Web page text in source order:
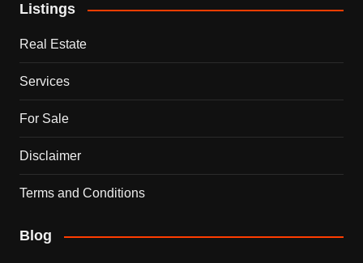
Listings
Real Estate
Services
For Sale
Disclaimer
Terms and Conditions
Blog